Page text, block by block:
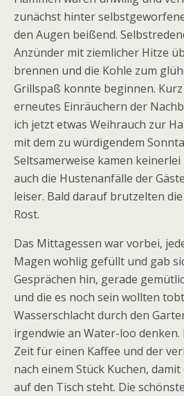
zunächst hinter
den Augen beißend.
Anzünder mit ziemlicher Hitze
brennen und die Kohle zum
Grillspaß konnte beginnen.
erneutes Einräuchern der
ich jetzt etwas Weihrauch zur
mit dem zu würdigendem
Seltsamerweise kamen
auch die Hustenanfälle der
leiser. Bald darauf brutzelten
Rost.
Das Mittagessen war vorbei,
Magen wohlig gefüllt und gab
Gesprächen hin, gerade
und die es noch sein wollten
Wasserschlacht durch den
irgendwie an Water-loo denken.
Zeit für einen Kaffee und der
nach einem Stück Kuchen,
auf den Tisch steht. Die